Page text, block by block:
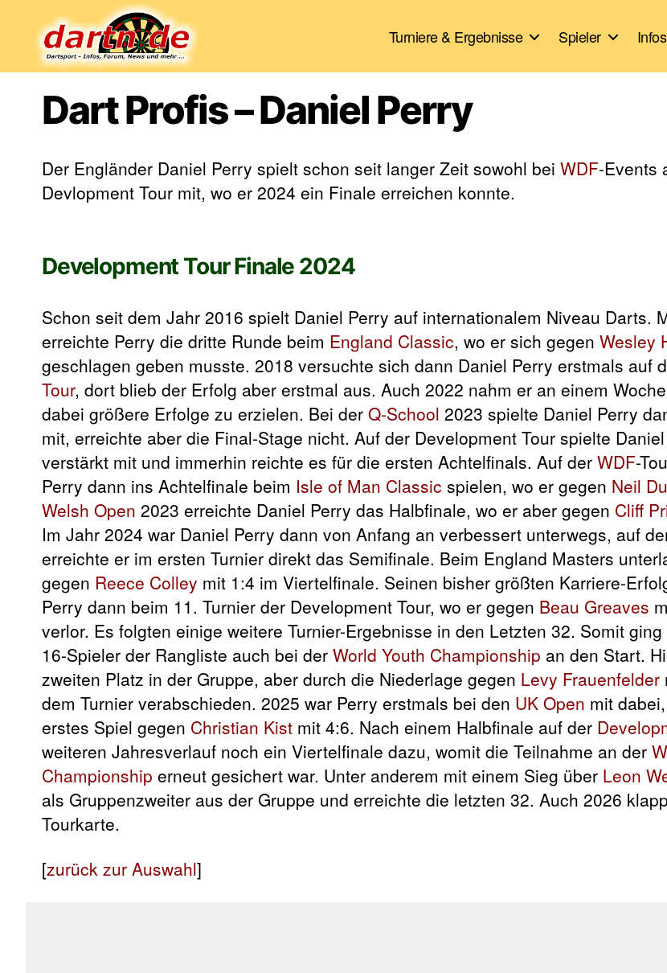
Turniere & Ergebnisse Spieler
Dart Profis – Daniel Perry
Der Engländer Daniel Perry spielt schon seit langer Zeit sowohl bei WDF-Events
Devlopment Tour mit, wo er 2024 ein Finale erreichen konnte.
Development Tour Finale 2024
Schon seit dem Jahr 2016 spielt Daniel Perry auf internationalem Niveau Darts.
erreichte Perry die dritte Runde beim England Classic, wo er sich gegen Wesley
geschlagen geben musste. 2018 versuchte sich dann Daniel Perry erstmals auf
Tour, dort blieb der Erfolg aber erstmal aus. Auch 2022 nahm er an einem
dabei größere Erfolge zu erzielen. Bei der Q-School 2023 spielte Daniel Perry
mit, erreichte aber die Final-Stage nicht. Auf der Development Tour spielte
verstärkt mit und immerhin reichte es für die ersten Achtelfinals. Auf der WDF-
Perry dann ins Achtelfinale beim Isle of Man Classic spielen, wo er gegen Neil
Welsh Open 2023 erreichte Daniel Perry das Halbfinale, wo er aber gegen Cliff
Im Jahr 2024 war Daniel Perry dann von Anfang an verbessert unterwegs, auf
erreichte er im ersten Turnier direkt das Semifinale. Beim England Masters
gegen Reece Colley mit 1:4 im Viertelfinale. Seinen bisher größten Karriere-
Perry dann beim 11. Turnier der Development Tour, wo er gegen Beau Greaves
verlor. Es folgten einige weitere Turnier-Ergebnisse in den Letzten 32. Somit
16-Spieler der Rangliste auch bei der World Youth Championship an den Start.
zweiten Platz in der Gruppe, aber durch die Niederlage gegen Levy Frauenfelder
dem Turnier verabschieden. 2025 war Perry erstmals bei den UK Open mit
erstes Spiel gegen Christian Kist mit 4:6. Nach einem Halbfinale auf der
weiteren Jahresverlauf noch ein Viertelfinale dazu, womit die Teilnahme an der
Championship erneut gesichert war. Unter anderem mit einem Sieg über Leon
als Gruppenzweiter aus der Gruppe und erreichte die letzten 32. Auch 2026
Tourkarte.
[zurück zur Auswahl]